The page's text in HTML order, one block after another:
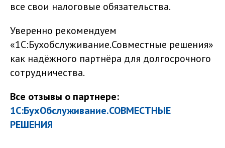
все свои налоговые обязательства.
Уверенно рекомендуем
«1С:Бухобслуживание.Совместные решения»
как надёжного партнёра для долгосрочного
сотрудничества.
Все отзывы о партнере:
1С:БухОбслуживание.СОВМЕСТНЫЕ
РЕШЕНИЯ